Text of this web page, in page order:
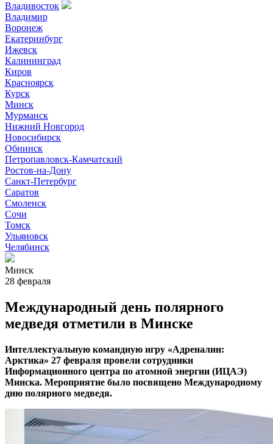
Владивосток
Владимир
Воронеж
Екатеринбург
Ижевск
Калининград
Киров
Красноярск
Курск
Минск
Мурманск
Нижний Новгород
Новосибирск
Обнинск
Петропавловск-Камчатский
Ростов-на-Дону
Санкт-Петербург
Саратов
Смоленск
Сочи
Томск
Ульяновск
Челябинск
Минск
28 февраля
Международный день полярного
медведя отметили в Минске
Интеллектуальную командную игру «Адреналин:
Арктика» 27 февраля провели сотрудники
Информационного центра по атомной энергии (ИЦАЭ)
Минска. Мероприятие было посвящено Международному
дню полярного медведя.